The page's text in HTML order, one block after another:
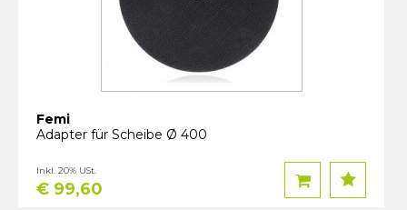
Femi
Adapter für Scheibe Ø 400
€ 99,60
Inkl. 20% USt.